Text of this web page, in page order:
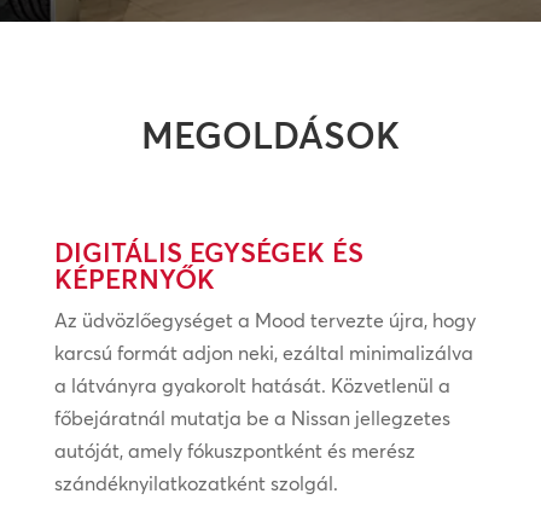
MEGOLDÁSOK
DIGITÁLIS EGYSÉGEK ÉS
KÉPERNYŐK
Az üdvözlőegységet a Mood tervezte újra, hogy
karcsú formát adjon neki, ezáltal minimalizálva
a látványra gyakorolt hatását. Közvetlenül a
főbejáratnál mutatja be a Nissan jellegzetes
autóját, amely fókuszpontként és merész
szándéknyilatkozatként szolgál.